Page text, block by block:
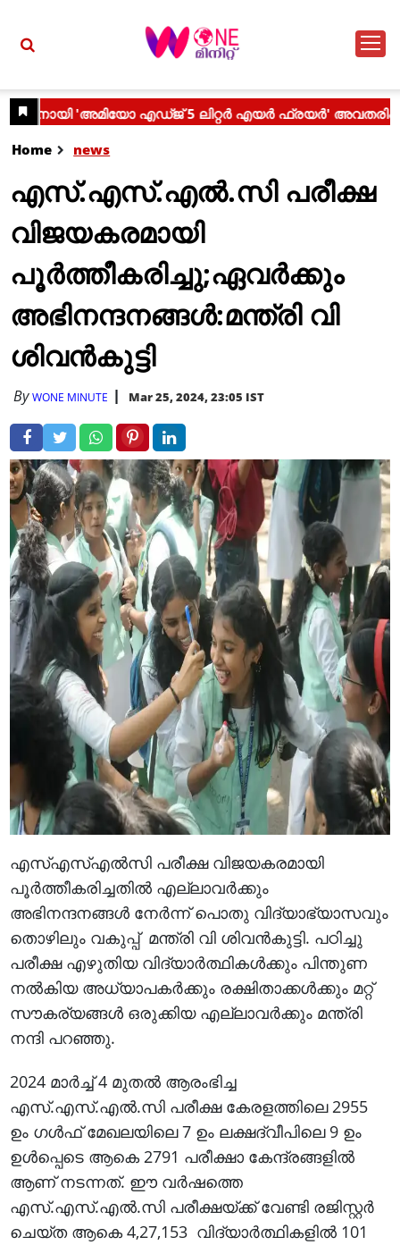
Home news
എസ്.എസ്.എൽ.സി പരീക്ഷ
വിജയകരമായി
പൂർത്തീകരിച്ചു;ഏവർക്കും
അഭിനന്ദനങ്ങൾ:മന്ത്രി വി
ശിവൻകുട്ടി
ByWONE MINUTE Mar 25, 2024, 23:05 IST
എസ്എസ്എൽസി പരീക്ഷ വിജയകരമായി
പൂർത്തീകരിച്ചതിൽ എല്ലാവർക്കും
അഭിനന്ദനങ്ങൾ നേർന്ന് പൊതു വിദ്യാഭ്യാസവും
തൊഴിലും വകുപ്പ് മന്ത്രി വി ശിവൻകുട്ടി. പഠിച്ചു
പരീക്ഷ എഴുതിയ വിദ്യാർത്ഥികൾക്കും പിന്തുണ
നൽകിയ അധ്യാപകർക്കും രക്ഷിതാക്കൾക്കും മറ്റ്
സൗകര്യങ്ങൾ ഒരുക്കിയ എല്ലാവർക്കും മന്ത്രി
നന്ദി പറഞ്ഞു.
2024 മാർച്ച് 4 മുതൽ ആരംഭിച്ച
എസ്.എസ്.എൽ.സി പരീക്ഷ കേരളത്തിലെ 2955
ഉം ഗൾഫ് മേഖലയിലെ 7 ഉം ലക്ഷദ്വീപിലെ 9 ഉം
ഉൾപ്പെടെ ആകെ 2791 പരീക്ഷാ കേന്ദ്രങ്ങളിൽ
ആണ് നടന്നത്. ഈ വർഷത്തെ
എസ്.എസ്.എൽ.സി പരീക്ഷയ്ക്ക് വേണ്ടി രജിസ്റ്റർ
ചെയ്‌ത ആകെ 4,27,153 വിദ്യാർത്ഥികളിൽ 101